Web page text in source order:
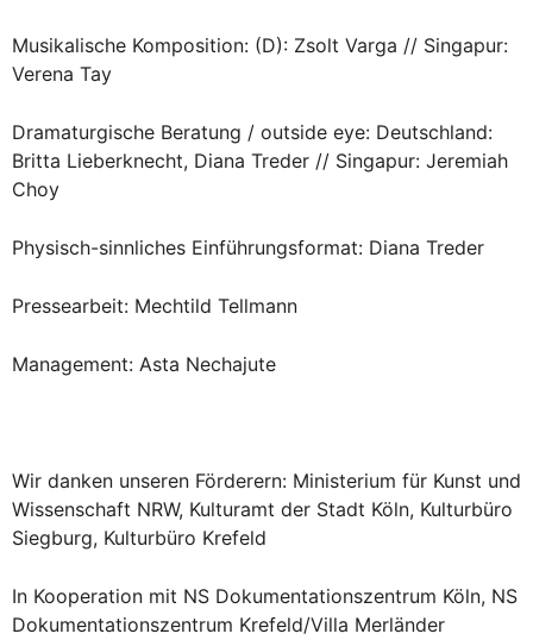
Musikalische Komposition: (D): Zsolt Varga // Singapur:
Verena Tay
Dramaturgische Beratung / outside eye: Deutschland:
Britta Lieberknecht, Diana Treder // Singapur: Jeremiah
Choy
Physisch-sinnliches Einführungsformat: Diana Treder
Pressearbeit: Mechtild Tellmann
Management: Asta Nechajute
Wir danken unseren Förderern: Ministerium für Kunst und
Wissenschaft NRW, Kulturamt der Stadt Köln, Kulturbüro
Siegburg, Kulturbüro Krefeld
In Kooperation mit NS Dokumentationszentrum Köln, NS
Dokumentationszentrum Krefeld/Villa Merländer